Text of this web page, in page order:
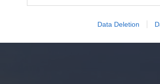
Data Deletion
Foto Blue Lama